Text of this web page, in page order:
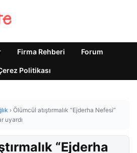
Firma Rehberi Forum
Politikası
› Ölümcül atıştırmalık “Ejderha Nefesi”
uyardı
“Ejderha